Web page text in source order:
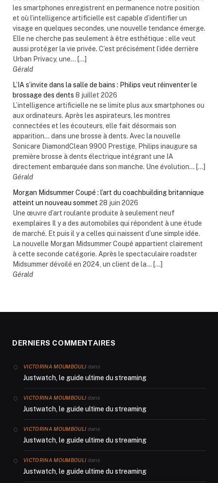
les smartphones enregistrent en permanence notre position
et où l’intelligence artificielle est capable d’identifier un
visage en quelques secondes, une nouvelle tendance émerge.
Elle ne cherche pas seulement à être esthétique : elle veut
aussi protéger la vie privée. C’est précisément l’idée derrière
Urban Privacy, une... […]
Gérald
L’IA s’invite dans la salle de bains : Philips veut réinventer le
brossage des dents 8 juillet 2026
L’intelligence artificielle ne se limite plus aux smartphones ou
aux ordinateurs. Après les aspirateurs, les montres
connectées et les écouteurs, elle fait désormais son
apparition… dans une brosse à dents. Avec la nouvelle
Sonicare DiamondClean 9900 Prestige, Philips inaugure sa
première brosse à dents électrique intégrant une IA
directement embarquée dans son manche. Une évolution... […]
Gérald
Morgan Midsummer Coupé : l’art du coachbuilding britannique
atteint un nouveau sommet 28 juin 2026
Une œuvre d’art roulante produite à seulement neuf
exemplaires Il y a des automobiles qui répondent à une étude
de marché. Et puis il y a celles qui naissent d’une simple idée.
La nouvelle Morgan Midsummer Coupé appartient clairement
à cette seconde catégorie. Après le spectaculaire roadster
Midsummer dévoilé en 2024, un client de la... […]
Gérald
DERNIERS COMMENTAIRES
VICTORINA MOUMBOULI dans
Justwatch, le guide ultime du streaming
VICTORINA MOUMBOULI dans
Justwatch, le guide ultime du streaming
VICTORINA MOUMBOULI dans
Justwatch, le guide ultime du streaming
VICTORINA MOUMBOULI dans
Justwatch, le guide ultime du streaming